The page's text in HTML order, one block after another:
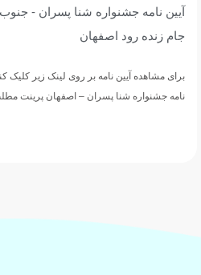
اطلاعیه فدراسیون ورزش‌های
استعلام مدارک و مجوز فعالیت
فدراسیون ورزش‌های آبی با صدور
ارگان‌ها، دستگاه‌های اجرایی، مدیران